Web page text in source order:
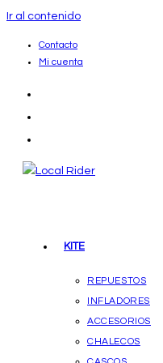
Ir al contenido
Contacto
Mi cuenta
KITE
REPUESTOS
INFLADORES
ACCESORIOS
CHALECOS